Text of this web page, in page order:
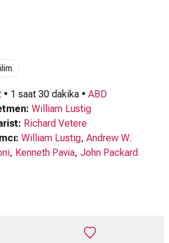
• 1 saat 30 dakika • ABD
William Lustig
Richard Vetere
William Lustig, Andrew W.
, Kenneth Pavia, John Packard